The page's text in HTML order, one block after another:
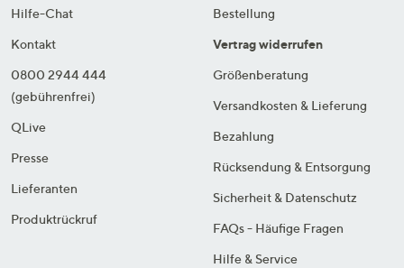
Hilfe-Chat
Kontakt
0800 2944 444
(gebührenfrei)
QLive
Presse
Lieferanten
Produktrückruf
Bestellung
Vertrag widerrufen
Größenberatung
Versandkosten & Lieferung
Bezahlung
Rücksendung & Entsorgung
Sicherheit & Datenschutz
FAQs - Häufige Fragen
Hilfe & Service